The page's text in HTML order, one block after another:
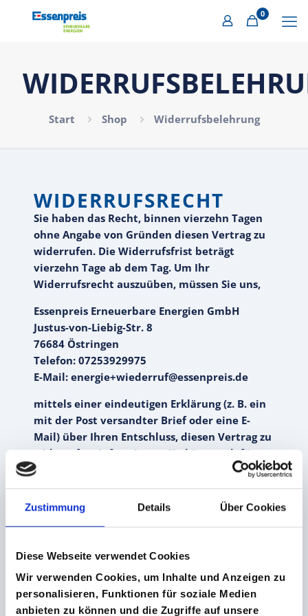
Zustimmung Details Über Cookies
Diese Webseite verwendet Cookies
Wir verwenden Cookies, um Inhalte und Anzeigen zu
personalisieren, Funktionen für soziale Medien
anbieten zu können und die Zugriffe auf unsere
0
Start Shop Widerrufsbelehrung
WIDERRUFSRECHT
Sie haben das Recht, binnen vierzehn Tagen
ohne Angabe von Gründen diesen Vertrag zu
widerrufen. Die Widerrufsfrist beträgt
vierzehn Tage ab dem Tag. Um Ihr
Widerrufsrecht auszuüben, müssen Sie uns,
Essenpreis Erneuerbare Energien GmbH
Justus-von-Liebig-Str. 8
76684 Östringen
Telefon: 07253929975
E-Mail: energie+wiederruf@essenpreis.de
mittels einer eindeutigen Erklärung (z. B. ein
mit der Post versandter Brief oder eine E-
Mail) über Ihren Entschluss, diesen Vertrag zu
widerrufen, informieren. Sie können dafür
das beigefügte Muster-Widerrufsformular
verwenden, das jedoch nicht vorgeschrieben
ist.
Zur Wahrung der Widerrufsfrist reicht es aus,
Widerrufsrechts vor Ablauf der Widerrufsfrist
absenden.
FOLGEN DES